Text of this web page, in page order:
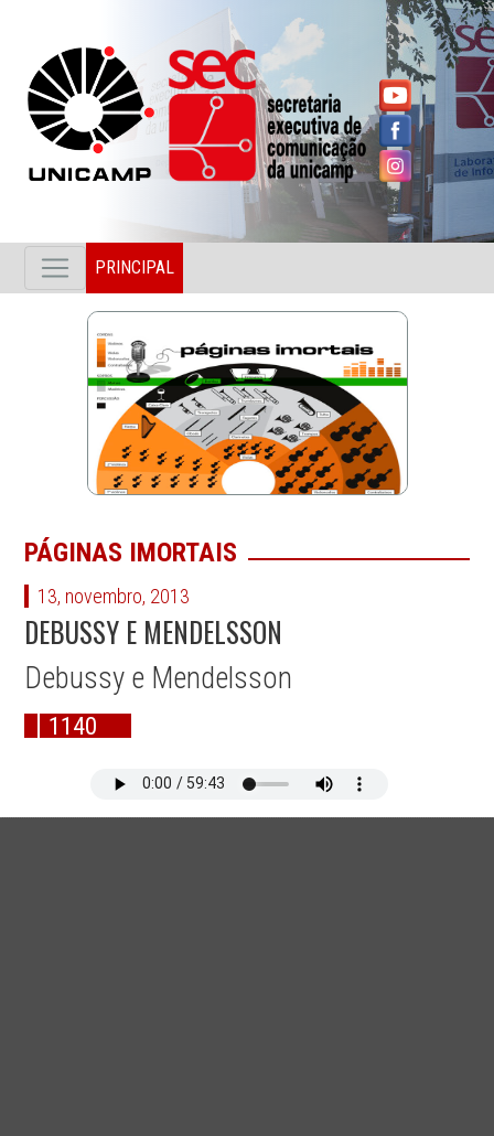
PRINCIPAL
PÁGINAS IMORTAIS
13, novembro, 2013
DEBUSSY E MENDELSSON
Debussy e Mendelsson
1140